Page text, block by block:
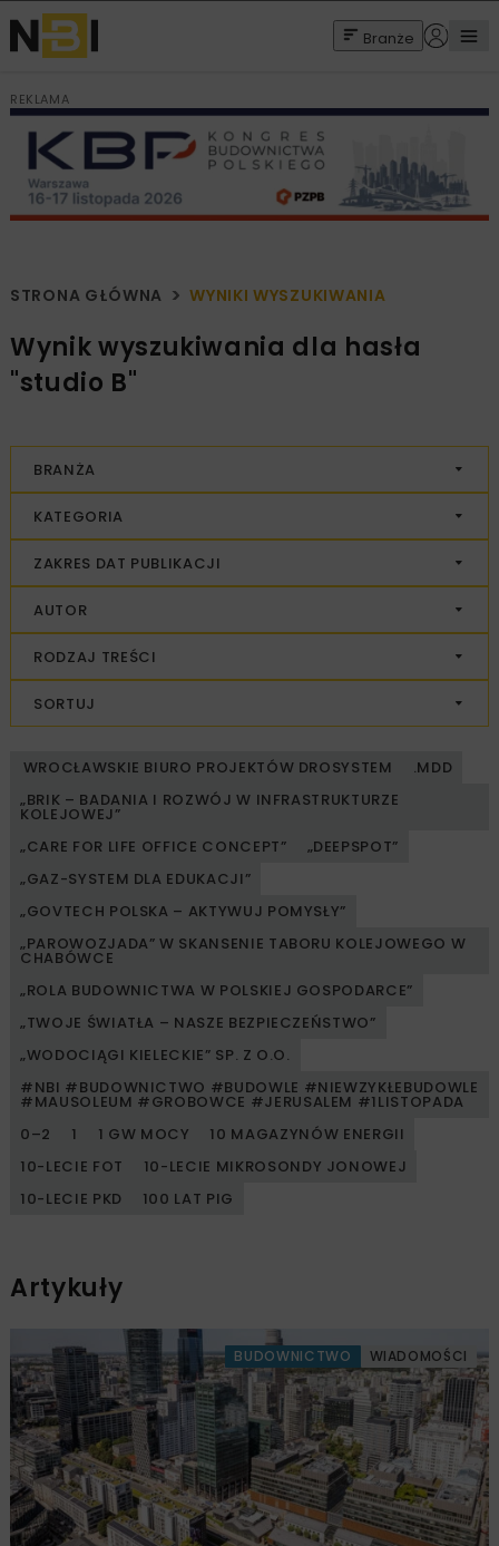
Branże
REKLAMA
STRONA GŁÓWNA WYNIKI WYSZUKIWANIA
Wynik wyszukiwania dla hasła
"studio B"
BRANŻA
KATEGORIA
ZAKRES DAT PUBLIKACJI
AUTOR
RODZAJ TREŚCI
SORTUJ
WROCŁAWSKIE BIURO PROJEKTÓW DROSYSTEM
.MDD
„BRIK – BADANIA I ROZWÓJ W INFRASTRUKTURZE
KOLEJOWEJ”
„CARE FOR LIFE OFFICE CONCEPT”
„DEEPSPOT”
„GAZ-SYSTEM DLA EDUKACJI”
„GOVTECH POLSKA – AKTYWUJ POMYSŁY”
„PAROWOZJADA” W SKANSENIE TABORU KOLEJOWEGO W
CHABÓWCE
„ROLA BUDOWNICTWA W POLSKIEJ GOSPODARCE”
„TWOJE ŚWIATŁA – NASZE BEZPIECZEŃSTWO”
„WODOCIĄGI KIELECKIE” SP. Z O.O.
#NBI #BUDOWNICTWO #BUDOWLE #NIEWZYKŁEBUDOWLE
#MAUSOLEUM #GROBOWCE #JERUSALEM #1LISTOPADA
0–2
1 1 GW MOCY
10 MAGAZYNÓW ENERGII
10-LECIE FOT
10-LECIE MIKROSONDY JONOWEJ
10-LECIE PKD
100 LAT PIG
Artykuły
BUDOWNICTWO WIADOMOŚCI